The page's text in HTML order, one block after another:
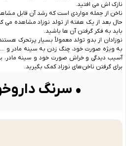
نازک ‌اش می ‌افتید.
ناخن از جمله مواردی است که رشد آن قابل‌
حال بعد از یک هفته از تولد نوزاد مشاهده می
باید به فکر گرفتن آن ها باشید.
نوزادان از بدو تولد معمولأ بسیار پرتحرک
به‌ ویژه صورت خود، چنگ زدن به سینه مادر و …
آسیب ‌دیدگی و خراش صورت خود و سینه مادر،
برای گرفتن ناخن‌های نوزاد کمک بگیرید.
• سرنگ